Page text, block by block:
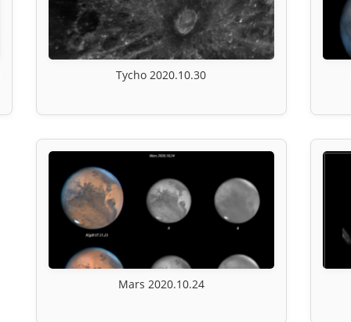
Tycho 2020.10.30
Mars 2020.10.24